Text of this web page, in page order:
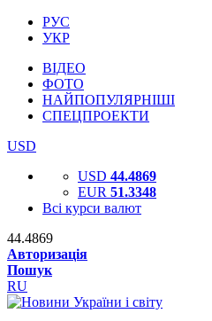
РУС
УКР
ВІДЕО
ФОТО
НАЙПОПУЛЯРНІШІ
СПЕЦПРОЕКТИ
USD
USD 44.4869
EUR 51.3348
Всі курси валют
44.4869
Авторизація
Пошук
RU